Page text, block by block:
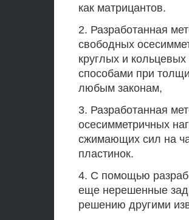
как матрицантов.
2. Разработанная
свободных
круглых и
способами при
любым законам,
3. Разработанная
осесимметричных
сжимающих сил на
пластинок.
4. С помощью
еще нерешенные
решению другими